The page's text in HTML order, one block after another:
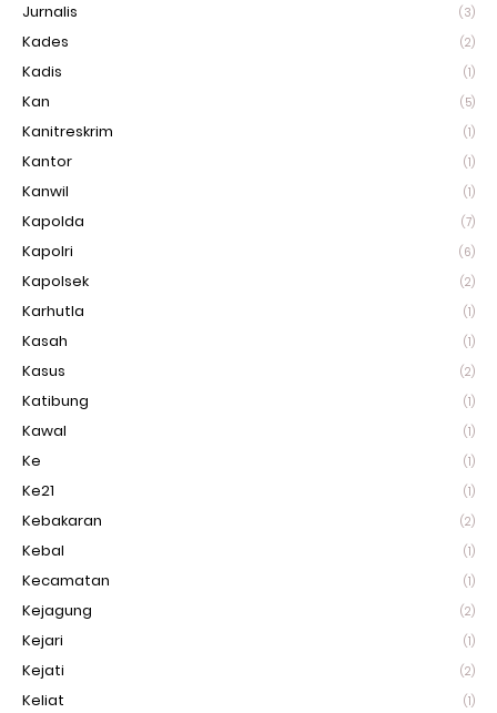
Jurnalis (3)
Kades (2)
Kadis (1)
Kan (5)
Kanitreskrim (1)
Kantor (1)
Kanwil (1)
Kapolda (7)
Kapolri (6)
Kapolsek (2)
Karhutla (1)
Kasah (1)
Kasus (2)
Katibung (1)
Kawal (1)
Ke (1)
Ke21 (1)
Kebakaran (2)
Kebal (1)
Kecamatan (1)
Kejagung (2)
Kejari (1)
Kejati (2)
Keliat (1)